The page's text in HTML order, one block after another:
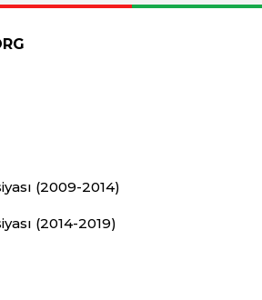
(2009-2014)
(2014-2019)